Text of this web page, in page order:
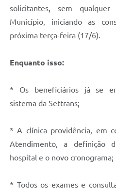
solicitantes, sem
Município, iniciando as
próxima terça-feira (17/6).
Enquanto isso:
* Os beneficiários já se
sistema da Settrans;
* A clínica providência, em
Atendimento, a definição
hospital e o novo cronograma;
* Todos os exames e